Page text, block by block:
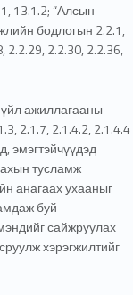
13.1.2; “Алсын
бодлогын 2.2.1,
2.2.29, 2.2.30, 2.2.36,
ажиллагааны
2.1.7, 2.1.4.2, 2.1.4.4
эмэгтэйчүүдэд
тусламж
анагаах ухааныг
буй
сайжруулах
хэрэгжилтийг